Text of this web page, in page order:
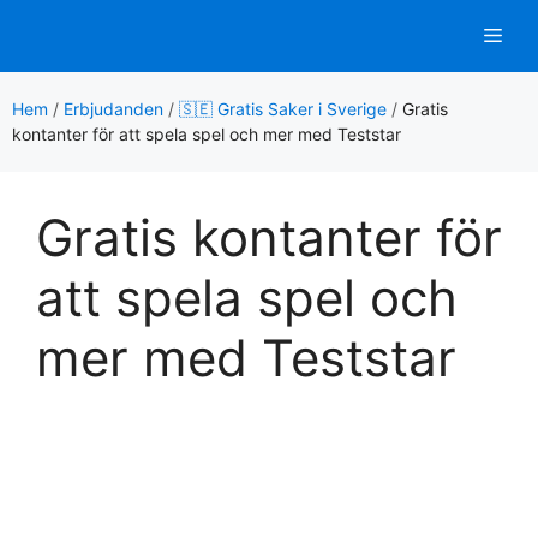
innehåll
Hem / Erbjudanden / 🇸🇪 Gratis Saker i Sverige / Gratis
kontanter för att spela spel och mer med Teststar
Gratis kontanter för
att spela spel och
mer med Teststar